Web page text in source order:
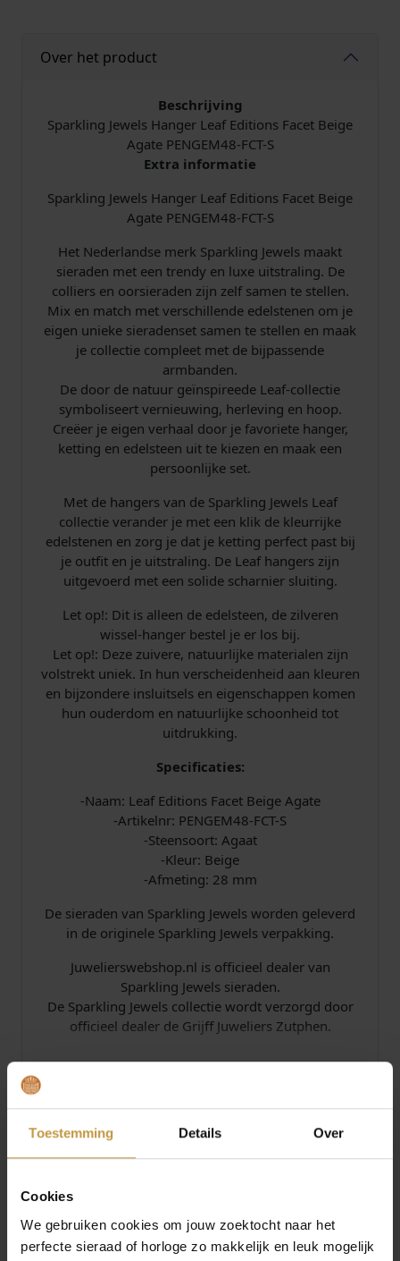
Toestemming Details Over
Cookies
We gebruiken cookies om jouw zoektocht naar het
perfecte sieraad of horloge zo makkelijk en leuk mogelijk
i
j
k
e
p
r
i
j
s
w
a
s
:
€
2
4
,
9
5
.
i
:
€
1
9
,
9
.
Over het product
Beschrijving
Sparkling Jewels Hanger Leaf Editions Facet Beige
Agate PENGEM48-FCT-S
Extra informatie
Sparkling Jewels Hanger Leaf Editions Facet Beige
Agate PENGEM48-FCT-S
Het Nederlandse merk Sparkling Jewels maakt
sieraden met een trendy en luxe uitstraling. De
colliers en oorsieraden zijn zelf samen te stellen.
Mix en match met verschillende edelstenen om je
eigen unieke sieradenset samen te stellen en maak
je collectie compleet met de bijpassende
armbanden.
De door de natuur geïnspireede Leaf-collectie
symboliseert vernieuwing, herleving en hoop.
Creëer je eigen verhaal door je favoriete hanger,
ketting en edelsteen uit te kiezen en maak een
persoonlijke set.
Met de hangers van de Sparkling Jewels Leaf
collectie verander je met een klik de kleurrijke
edelstenen en zorg je dat je ketting perfect past bij
je outfit en je uitstraling. De Leaf hangers zijn
uitgevoerd met een solide scharnier sluiting.
Let op!: Dit is alleen de edelsteen, de zilveren
wissel-hanger bestel je er los bij.
Let op!: Deze zuivere, natuurlijke materialen zijn
volstrekt uniek. In hun verscheidenheid aan kleuren
en bijzondere insluitsels en eigenschappen komen
hun ouderdom en natuurlijke schoonheid tot
uitdrukking.
Specificaties:
-Naam: Leaf Editions Facet Beige Agate
-Artikelnr: PENGEM48-FCT-S
-Steensoort: Agaat
-Kleur: Beige
-Afmeting: 28 mm
De sieraden van Sparkling Jewels worden geleverd
in de originele Sparkling Jewels verpakking.
Juwelierswebshop.nl is officieel dealer van
Sparkling Jewels sieraden.
De Sparkling Jewels collectie wordt verzorgd door
officieel dealer de Grijff Juweliers Zutphen.
Specificaties
Over Sparkling Jewels